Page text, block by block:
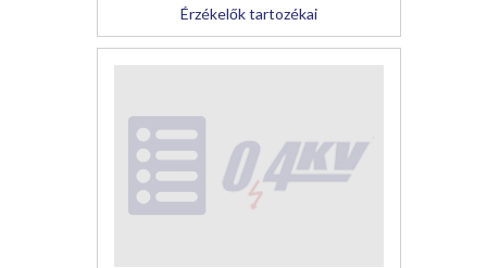
Érzékelők tartozékai